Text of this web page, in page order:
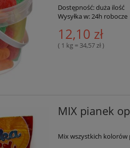
Dostępność:duża ilość
Wysyłka w:24h robocze
12,10 zł
( 1 kg = 34,57 zł )
MIX pianek
Mix wszystkich kolorów